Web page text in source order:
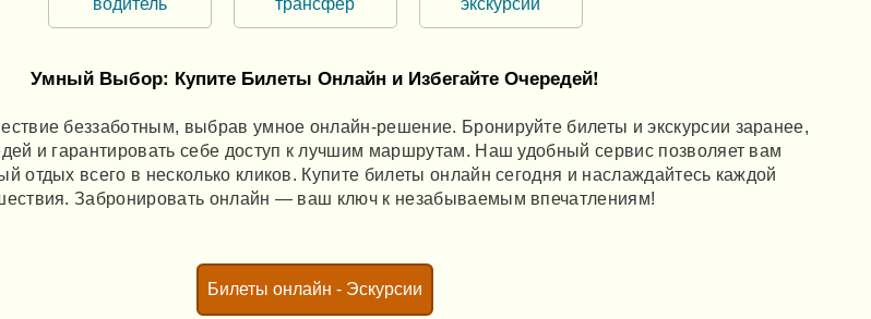
водитель
трансфер
экскурсии
Умный Выбор: Купите Билеты Онлайн и Избегайте Очередей!
беззаботным, выбрав умное онлайн-решение. Бронируйте билеты и экскурсии заранее,
и гарантировать себе доступ к лучшим маршрутам. Наш удобный сервис позволяет вам
отдых всего в несколько кликов. Купите билеты онлайн сегодня и наслаждайтесь каждой
Забронировать онлайн — ваш ключ к незабываемым впечатлениям!
Билеты онлайн - Эскурсии